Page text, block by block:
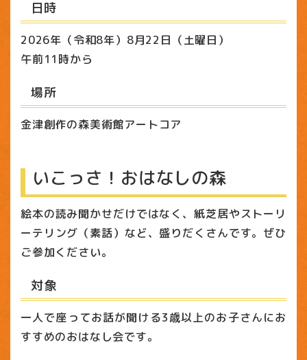
日時
2026年（令和8年）8月22日（土曜日）
午前11時から
場所
金津創作の森美術館アートコア
いこっさ！おはなしの森
絵本の読み聞かせだけではなく、紙芝居やストーリ
ーテリング（素話）など、盛りだくさんです。ぜひ
ご参加ください。
対象
一人で座ってお話が聞ける3歳以上のお子さんにお
すすめのおはなし会です。